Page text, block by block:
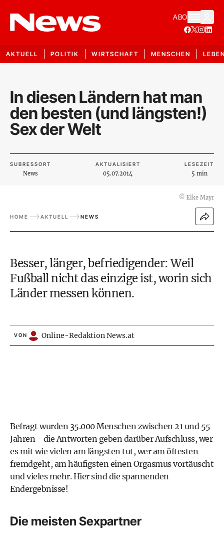
ABO
AKTUELL POLITIK WIRTSCHAFT MENSCHEN
In diesen Ländern hat man
den besten (und längsten!)
Sex der Welt
SUBRESSORT
News
AKTUALISIERT
05.07.2014
LESEZEIT
5 min
© Elke Mayr
HOME AKTUELL NEWS
Besser, länger, befriedigender: Weil
Fußball nicht das einzige ist, worin sich
Länder messen können.
VON Online-Redaktion News.at
Befragt wurden 35.000 Menschen zwischen 21 und 55
Jahren - die Antworten geben darüber Aufschluss, wer
es mit wie vielen am längsten tut, wer am öftesten
fremdgeht, am häufigsten einen Orgasmus vortäuscht
und vieles mehr. Hier sind die spannenden
Endergebnisse!
Die meisten Sexpartner